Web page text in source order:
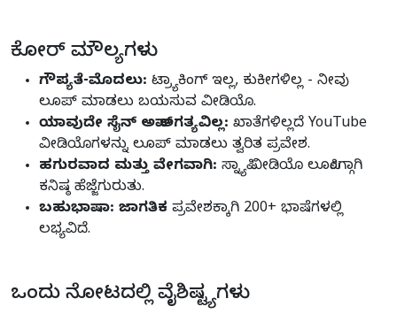
ಕೋರ್ ಮೌಲ್ಯಗಳು
ಗೌಪ್ಯತೆ-ಮೊದಲು: ಟ್ರ್ಯಾಕಿಂಗ್ ಇಲ್ಲ, ಕುಕೀಗಳಿಲ್ಲ - ನೀವು
ಲೂಪ್ ಮಾಡಲು ಬಯಸುವ ವೀಡಿಯೊ.
ಯಾವುದೇ ಸೈನ್ ಅಪ್ ಅಗತ್ಯವಿಲ್ಲ: ಖಾತೆಗಳಿಲ್ಲದೆ YouTube
ವೀಡಿಯೊಗಳನ್ನು ಲೂಪ್ ಮಾಡಲು ತ್ವರಿತ ಪ್ರವೇಶ.
ಹಗುರವಾದ ಮತ್ತು ವೇಗವಾಗಿ: ಸ್ನ್ಯಾಪಿ ವೀಡಿಯೊ ಲೂಪಿಂಗ್ಗಾಗಿ
ಕನಿಷ್ಠ ಹೆಜ್ಜೆಗುರುತು.
ಬಹುಭಾಷಾ: ಜಾಗತಿಕ ಪ್ರವೇಶಕ್ಕಾಗಿ 200+ ಭಾಷೆಗಳಲ್ಲಿ
ಲಭ್ಯವಿದೆ.
ಒಂದು ನೋಟದಲ್ಲಿ ವೈಶಿಷ್ಟ್ಯಗಳು